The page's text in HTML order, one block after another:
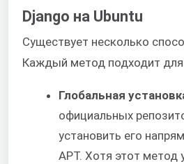
Django на Ubuntu
Существует несколько
Каждый метод подходит для
Глобальная
официальных
установить его
APT. Хотя этот метод